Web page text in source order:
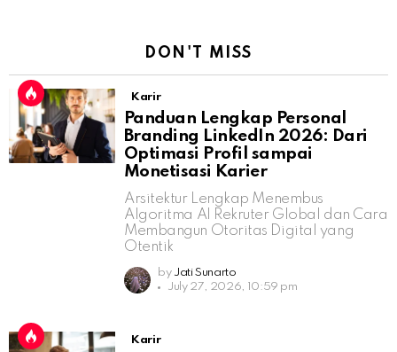
DON'T MISS
Karir
Panduan Lengkap Personal
Branding LinkedIn 2026: Dari
Optimasi Profil sampai
Monetisasi Karier
Arsitektur Lengkap Menembus
Algoritma AI Rekruter Global dan Cara
Membangun Otoritas Digital yang
Otentik
by Jati Sunarto
July 27, 2026, 10:59 pm
Karir